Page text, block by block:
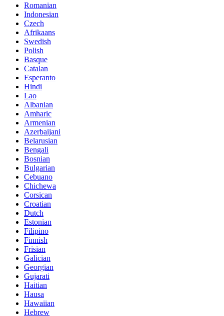
Romanian
Indonesian
Czech
Afrikaans
Swedish
Polish
Basque
Catalan
Esperanto
Hindi
Lao
Albanian
Amharic
Armenian
Azerbaijani
Belarusian
Bengali
Bosnian
Bulgarian
Cebuano
Chichewa
Corsican
Croatian
Dutch
Estonian
Filipino
Finnish
Frisian
Galician
Georgian
Gujarati
Haitian
Hausa
Hawaiian
Hebrew